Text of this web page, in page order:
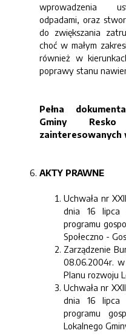
wprowadzenia
odpadami, oraz
do zwiększania
choć w małym
również w
poprawy stanu
Pełna
Gminy
zainteresowanych
AKTY PRAWNE
Uchwała nr
dnia 16 lipca
programu
Społeczno -
Zarządzenie
08.06.2004r.
Planu rozwoju
Uchwała nr
dnia 16 lipca
programu
Lokalnego